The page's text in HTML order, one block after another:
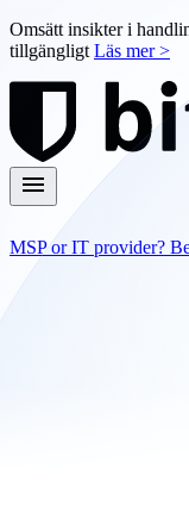
Omsätt insikter i
tillgängligt Läs mer >
MSP or IT provider?